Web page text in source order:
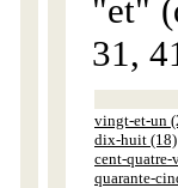
"et"
31,
vingt-et-un
dix-huit (18)
cent-
quarante-